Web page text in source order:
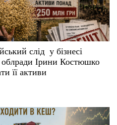
слід у бізнесі
Ірини Костюшко
її активи